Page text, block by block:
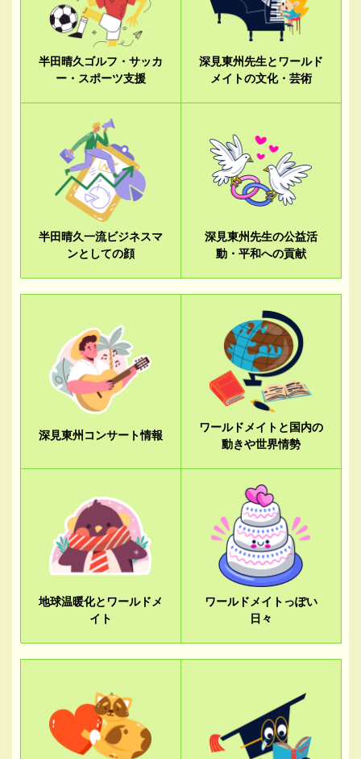
半田晴久ゴルフ・サッカ
ー・スポーツ支援
深見東州先生とワールド
メイトの文化・芸術
半田晴久一流ビジネスマ
ンとしての顔
深見東州先生の公益活
動・平和への貢献
深見東州コンサート情報
ワールドメイトと国内の
動きや世界情勢
地球温暖化とワールドメ
イト
ワールドメイトっぽい
日々